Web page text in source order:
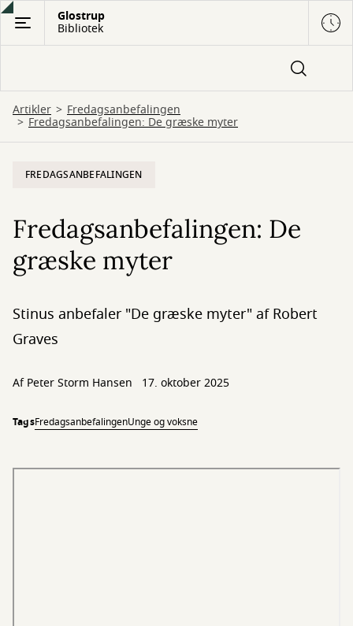
Gå
hovedindhold
Glostrup
Bibliotek
Artikler Fredagsanbefalingen
Fredagsanbefalingen: De græske myter
FREDAGSANBEFALINGEN
Fredagsanbefalingen: De
græske myter
Stinus anbefaler "De græske myter" af Robert
Graves
AfPeter Storm Hansen 17. oktober 2025
TagsFredagsanbefalingenUnge og voksne